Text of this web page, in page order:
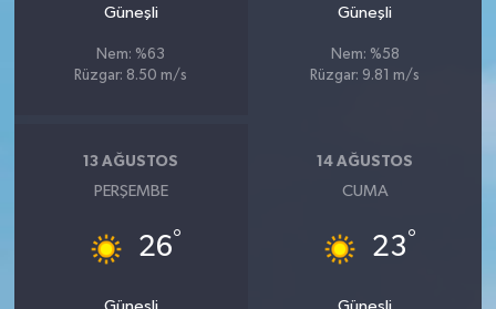
Güneşli
Nem: %63
Rüzgar: 8.50 m/s
Güneşli
Nem: %58
Rüzgar: 9.81 m/s
13 AĞUSTOS
PERŞEMBE
26°
14 AĞUSTOS
CUMA
23°